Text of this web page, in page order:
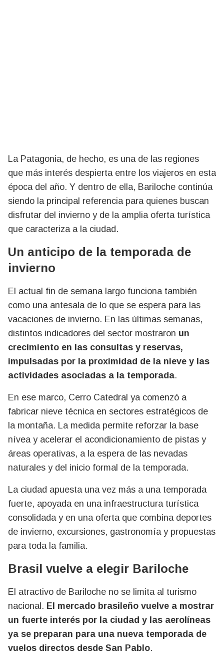
La Patagonia, de hecho, es una de las regiones
que más interés despierta entre los viajeros en esta
época del año. Y dentro de ella, Bariloche continúa
siendo la principal referencia para quienes buscan
disfrutar del invierno y de la amplia oferta turística
que caracteriza a la ciudad.
Un anticipo de la temporada de
invierno
El actual fin de semana largo funciona también
como una antesala de lo que se espera para las
vacaciones de invierno. En las últimas semanas,
distintos indicadores del sector mostraron un
crecimiento en las consultas y reservas,
impulsadas por la proximidad de la nieve y las
actividades asociadas a la temporada.
En ese marco, Cerro Catedral ya comenzó a
fabricar nieve técnica en sectores estratégicos de
la montaña. La medida permite reforzar la base
nívea y acelerar el acondicionamiento de pistas y
áreas operativas, a la espera de las nevadas
naturales y del inicio formal de la temporada.
La ciudad apuesta una vez más a una temporada
fuerte, apoyada en una infraestructura turística
consolidada y en una oferta que combina deportes
de invierno, excursiones, gastronomía y propuestas
para toda la familia.
Brasil vuelve a elegir Bariloche
El atractivo de Bariloche no se limita al turismo
nacional. El mercado brasileño vuelve a mostrar
un fuerte interés por la ciudad y las aerolíneas
ya se preparan para una nueva temporada de
vuelos directos desde San Pablo.